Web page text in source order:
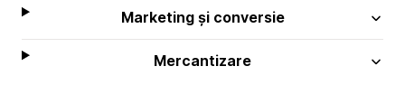
Marketing și conversie
Mercantizare